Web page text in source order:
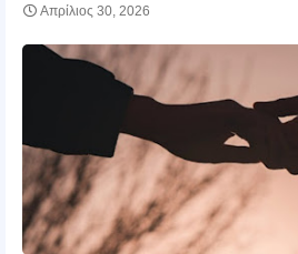
Απρίλιος 30, 2026